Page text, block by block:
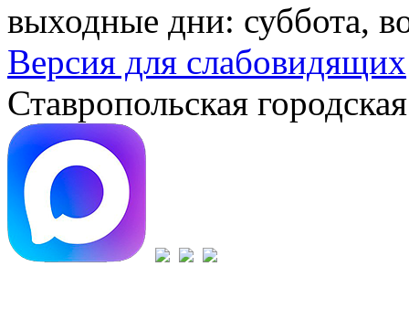
выходные дни: суббота,
Версия для слабовидящих
Ставропольская